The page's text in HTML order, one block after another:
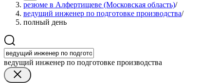
резюме в Алфертищеве (Московская область)/
ведущий инженер по подготовке производства/
полный день
ведущий инженер по подготовке производства